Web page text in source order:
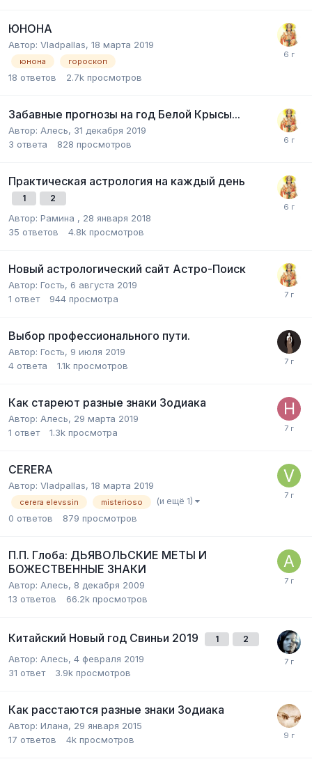
ЮНОНА
Автор: Vladpallas, 18 марта 2019
юнона гороскоп
18 ответов 2.7k просмотров
Забавные прогнозы на год Белой Крысы...
Автор: Алесь, 31 декабря 2019
3 ответа 828 просмотров
Практическая астрология на каждый день
1 2
Автор: Рамина , 28 января 2018
35 ответов 4.8k просмотров
Новый астрологический сайт Астро-Поиск
Автор: Гость, 6 августа 2019
1 ответ 944 просмотра
Выбор профессионального пути.
Автор: Гость, 9 июля 2019
4 ответа 1.1k просмотров
Как стареют разные знаки Зодиака
Автор: Алесь, 29 марта 2019
1 ответ 1.3k просмотра
CERERA
Автор: Vladpallas, 18 марта 2019
cerera elevssin misterioso (и ещё 1)
0 ответов 879 просмотров
П.П. Глоба: ДЬЯВОЛЬСКИЕ МЕТЫ И
БОЖЕСТВЕННЫЕ ЗНАКИ
Автор: Алесь, 8 декабря 2009
13 ответов 66.2k просмотров
Китайский Новый год Свиньи 2019 1 2
Автор: Алесь, 4 февраля 2019
31 ответ 3.9k просмотров
Как расстаются разные знаки Зодиака
Автор: Илана, 29 января 2015
17 ответов 4k просмотров